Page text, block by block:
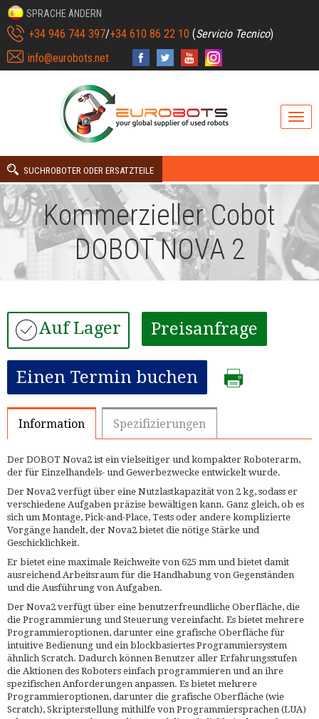
SPRACHE ÄNDERN
+34 946 744 397/+34 610 86 22 10 (Servicio Tecnico)
info@eurobots.net
SUCHROBOTER ODER ERSATZTEILE
Kommerzieller Cobot
DOBOT NOVA 2
Auf Lager Preisanfrage
Einen Termin buchen
Information Spezifizierungen
Der DOBOT Nova2 ist ein vielseitiger und kompakter Roboterarm,
der für Einzelhandels- und Gewerbezwecke entwickelt wurde.
Der Nova2 verfügt über eine Nutzlastkapazität von 2 kg, sodass er
verschiedene Aufgaben präzise bewältigen kann. Ganz gleich, ob es
sich um Montage, Pick-and-Place, Tests oder andere komplizierte
Vorgänge handelt, der Nova2 bietet die nötige Stärke und
Geschicklichkeit.
Er bietet eine maximale Reichweite von 625 mm und bietet damit
ausreichend Arbeitsraum für die Handhabung von Gegenständen
und die Ausführung von Aufgaben.
Der Nova2 verfügt über eine benutzerfreundliche Oberfläche, die
die Programmierung und Steuerung vereinfacht. Es bietet mehrere
Programmieroptionen, darunter eine grafische Oberfläche für
intuitive Bedienung und ein blockbasiertes Programmiersystem
ähnlich Scratch. Dadurch können Benutzer aller Erfahrungsstufen
die Aktionen des Roboters einfach programmieren und an ihre
spezifischen Anforderungen anpassen. Es bietet mehrere
Programmieroptionen, darunter die grafische Oberfläche (wie
Scratch), Skripterstellung mithilfe von Programmiersprachen (LUA)